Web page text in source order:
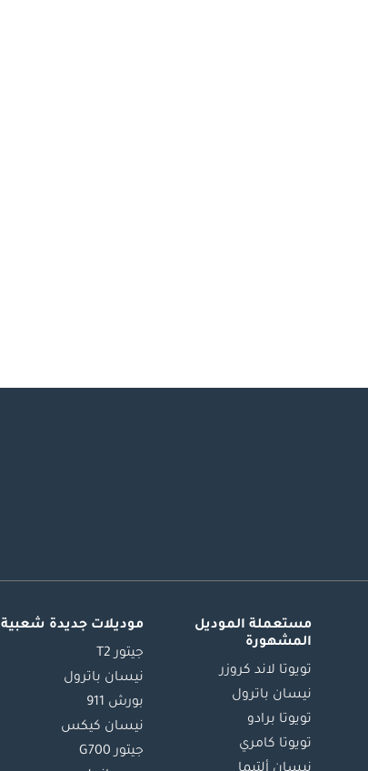
مستعملة الموديل
المشهورة
تويوتا لاند كروزر
نيسان باترول
تويوتا برادو
تويوتا كامري
موديلات جديدة شعبية
جيتور T2
نيسان باترول
بورش 911
نيسان كيكس
جيتور G700